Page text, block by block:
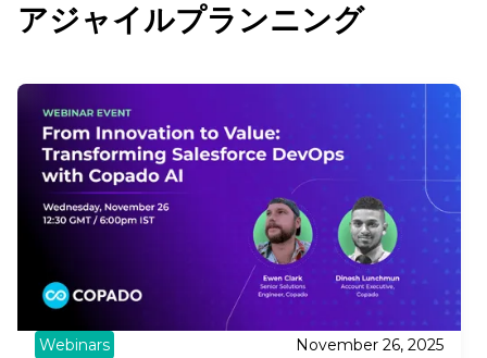
アジャイルプランニング
Webinars November 26, 2025